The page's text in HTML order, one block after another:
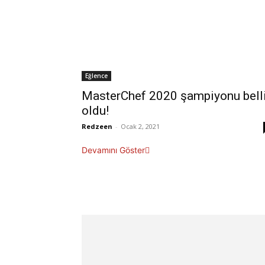
Eğlence
MasterChef 2020 şampiyonu
oldu!
Redzeen - Ocak 2, 2021
Devamını Göster